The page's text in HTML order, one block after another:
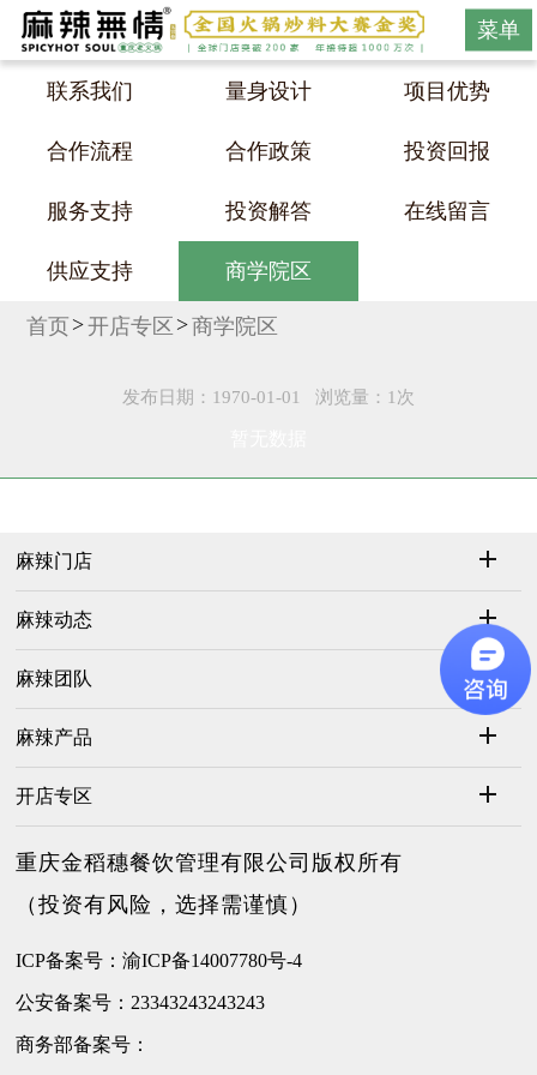
菜单
联系我们 量身设计 项目优势
合作流程 合作政策 投资回报
服务支持 投资解答 在线留言
供应支持 商学院区
首页 开店专区 商学院区
发布日期：1970-01-01 浏览量：1次
麻辣门店
麻辣动态
麻辣团队
麻辣产品
开店专区
重庆金稻穗餐饮管理有限公司版权所有
（投资有风险，选择需谨慎）
ICP备案号：渝ICP备14007780号-4
公安备案号：23343243243243
商务部备案号：